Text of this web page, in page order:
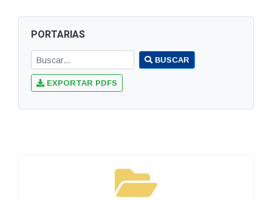
PORTARIAS
BUSCAR
EXPORTAR PDFS